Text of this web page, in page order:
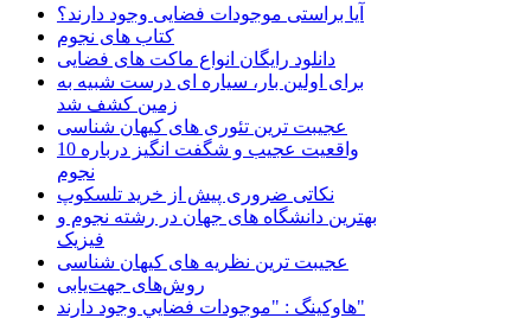
آیا براستی موجودات فضایی وجود دارند؟
کتاب های نجوم
دانلود رایگان انواع ماکت های فضایی
برای اولین بار، سیاره ای درست شبیه به
زمین کشف شد
عجیبت ترین تئوری های کیهان شناسی
10 واقعیت عجیب و شگفت انگیز درباره
نجوم
نکاتی ضروری پیش از خرید تلسکوپ
بهترین دانشگاه های جهان در رشته نجوم و
فیزیک
عجیبت ترین نظریه های کیهان شناسی
روش‌های جهت‌یابی
هاوكينگ : "موجودات فضايي وجود دارند"